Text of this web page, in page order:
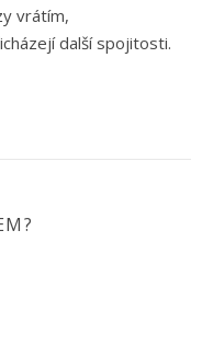
vrátím,
další spojitosti.